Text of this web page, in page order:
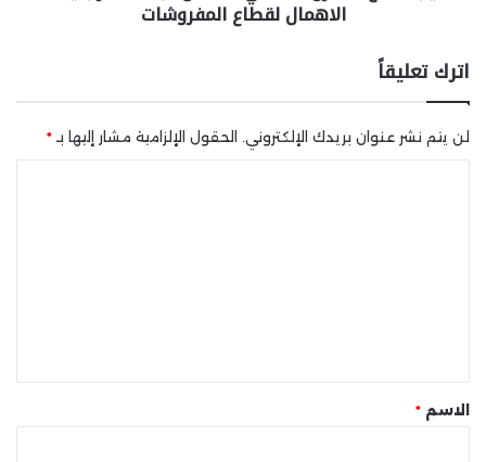
الاهمال لقطاع المفروشات
اترك تعليقاً
لن يتم نشر عنوان بريدك الإلكتروني. الحقول الإلزامية مشار إليها بـ *
* الاسم *